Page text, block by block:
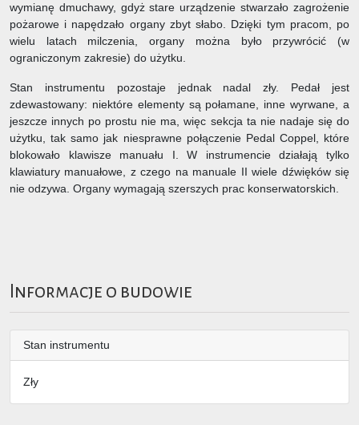
wymianę dmuchawy, gdyż stare urządzenie stwarzało zagrożenie
pożarowe i napędzało organy zbyt słabo. Dzięki tym pracom, po
wielu latach milczenia, organy można było przywrócić (w
ograniczonym zakresie) do użytku.
Stan instrumentu pozostaje jednak nadal zły. Pedał jest
zdewastowany: niektóre elementy są połamane, inne wyrwane, a
jeszcze innych po prostu nie ma, więc sekcja ta nie nadaje się do
użytku, tak samo jak niesprawne połączenie Pedal Coppel, które
blokowało klawisze manuału I. W instrumencie działają tylko
klawiatury manuałowe, z czego na manuale II wiele dźwięków się
nie odzywa. Organy wymagają szerszych prac konserwatorskich.
Informacje o budowie
Stan instrumentu
Zły